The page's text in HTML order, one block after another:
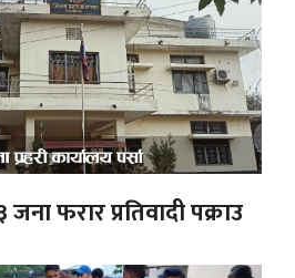
जना फरार प्रतिवादी पक्राउ